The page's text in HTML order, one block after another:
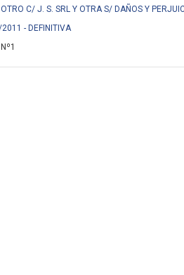
OTRO C/ J. S. SRL Y OTRA S/ DAÑOS Y
- DEFINITIVA